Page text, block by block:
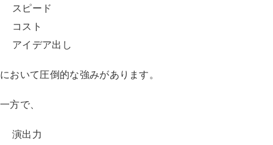
スピード
コスト
アイデア出し
において圧倒的な強みがあります。
一方で、
演出力